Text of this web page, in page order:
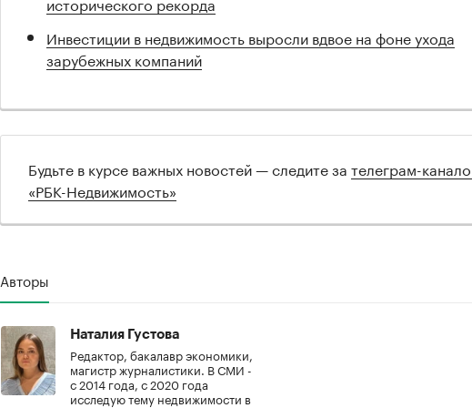
Инвестиции в недвижимость выросли вдвое на фоне ухода
зарубежных компаний
Будьте в курсе важных новостей — следите за телеграм-
«РБК-Недвижимость»
Авторы
Наталия Густова
Редактор, бакалавр экономики,
магистр журналистики. В СМИ -
с 2014 года, с 2020 года
исследую тему недвижимости в